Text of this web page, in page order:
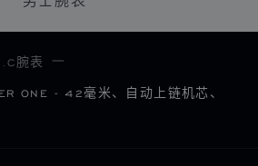
腕表
ONE - 42毫米、自动上链机芯、